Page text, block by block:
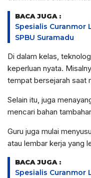
BACA JUGA :
Spesialis Curanmor
SPBU Suramadu
Di dalam kelas,
keperluan nyata.
tempat bersejarah saat
Selain itu, juga
mencari bahan
Guru juga mulai
atau lembar kerja yang
BACA JUGA :
Spesialis Curanmor